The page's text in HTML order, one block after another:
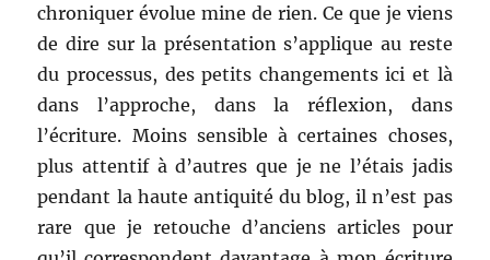
chroniquer évolue mine de rien. Ce que je viens
de dire sur la présentation s’applique au reste
du processus, des petits changements ici et là
dans l’approche, dans la réflexion, dans
l’écriture. Moins sensible à certaines choses,
plus attentif à d’autres que je ne l’étais jadis
pendant la haute antiquité du blog, il n’est pas
rare que je retouche d’anciens articles pour